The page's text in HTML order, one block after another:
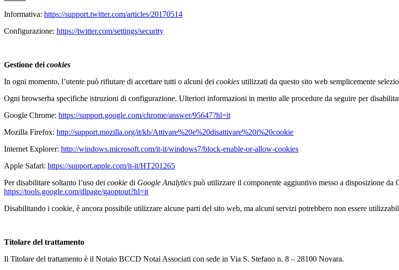
Informativa: https://support.twitter.com/articles/20170514
Configurazione: https://twitter.com/settings/security
Gestione dei cookies
In ogni momento, l’utente può rifiutare di accettare tutti o alcuni dei cookies utilizzati da questo sito web semplicemente
Ogni browserha specifiche istruzioni di configurazione. Ulteriori informazioni in merito alle procedure da seguire per
Google Chrome: https://support.google.com/chrome/answer/95647?hl=it
Mozilla Firefox: http://support.mozilla.org/it/kb/Attivare%20e%20disattivare%20i%20cookie
Internet Explorer: http://windows.microsoft.com/it-it/windows7/block-enable-or-allow-cookies
Apple Safari: https://support.apple.com/it-it/HT201265
Per disabilitare soltanto l’uso dei cookie di Google Analytics può utilizzare il componente aggiuntivo messo a disposizione da
https://tools.google.com/dlpage/gaoptout?hl=it
Disabilitando i cookie, è ancora possibile utilizzare alcune parti del sito web, ma alcuni servizi potrebbero non essere
Titolare del trattamento
Il Titolare del trattamento è il Notaio BCCD Notai Associati con sede in Via S. Stefano n. 8 – 28100 Novara.